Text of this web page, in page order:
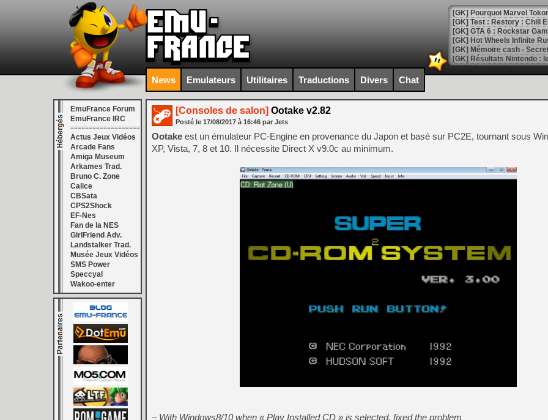
[GK] Pourquoi Marvel
[GK] Test : Restory : Chill
[GK] GTA 6 : Rockstar
[GK] Hot Wheels Infinite
[GK] Mémoire cash -
[GK] Résultats Nintendo :
[GK] Déjà des
[Mo5] Brickboy cherche à
[GK] Minecraft et ses «
[GK] Beast of
[GK] Ubisoft : fin de partie
[GK] Mémoire cash -
[GK] Dan Houser (GTA)
[GK] Comment EA Sports
[GK] Crimson Moon : un
[GK] Isle of Reveries : le
[GK] Moonlighter 2 : The
[GK] Capcom relance
[Mo5] Deux inédits du
[GK] Le beat'em up The
[GK] Endless Legend 2 :
[LS] [PS5] Le WebKit
[GK] Oubliez Crazy Taxi,
[LS] [Switch] NSZ 5.0.0
[GK] No More Room in
[GK] Un chatbot Atelier
[GK] Mémoire cash -
News Emulateurs Utilitaires Traductions Divers Chat
EmuFrance Forum
EmuFrance IRC
===================
Actus Jeux Vidéos
Arcade Fans
Amiga Museum
Arkames Trad.
Bruno C. Zone
Calice
CBSata
CPS2Shock
EF-Nes
Fan de la NES
GirlFriend Adv.
Landstalker Trad.
Musée Jeux Vidéos
SMS Power
Speccyal
Wakoo-enter
[Consoles de salon] Ootake v2.82
Posté le 17/08/2017 à 16:46 par Jets
Ootake est un émulateur PC-Engine en provenance du Japon et basé sur PC2E, tournant sous
XP, Vista, 7, 8 et 10. Il nécessite Direct X v9.0c au minimum.
– With Windows8/10 when « Play Installed CD » is selected, fixed the problem